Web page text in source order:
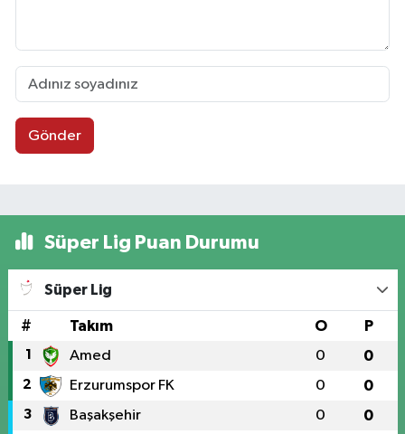
Gönder
Süper Lig Puan Durumu
Süper Lig
# Takım O P
1 Amed 0 0
2 Erzurumspor FK 0 0
3 Başakşehir 0 0